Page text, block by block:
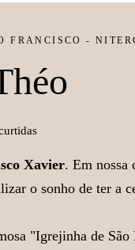
FRANCISCO -
Xavier. Em nossa
o sonho de ter a
"Igrejinha de